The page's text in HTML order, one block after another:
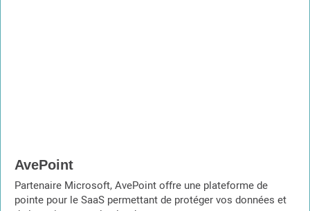
AvePoint
Partenaire Microsoft, AvePoint offre une plateforme de
pointe pour le SaaS permettant de protéger vos données et